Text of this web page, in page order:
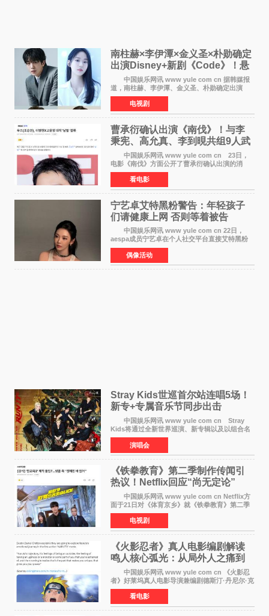
南柱赫×李伊潭×金义圣×朴勋确定
出演Disney+新剧《Code》！悬
疑犯罪惊悚明年上线
中国娱乐网讯 www yule com cn 据韩媒报
道，南柱赫、李伊潭、金义圣、朴勋确定出演
Disney+新剧《Code》，该剧预计将于明年播
出，引发高度关注。 本剧改编自同名人气台
剧，讲述了一位往来
电视剧
曹承衍确认出演《南伐》！与李
秉宪、高允真、李到晛共组9人武
士团
中国娱乐网讯 www yule com cn 23日，
电影《南伐》方面公开了曹承衍确认出演的消
息。通过歌手活动展现出独特色彩的曹承衍将在
片中饰演拥有出色弓箭技术的弓箭手，他将在这
一历史动作大片中展
看电影
宁艺卓艾特黑粉警告：年轻孩子
们​请健康上网 否则等着被告
中国娱乐网讯 www yule com cn 22日，
aespa成员宁艺卓在个人社交平台直接艾特黑粉
账号，正面喊话回应长期以来的恶意攻击，引发
广泛关注。 宁艺卓在文中表示，自己早已注
意到部分网友持续
偶像活动
Stray Kids世巡首尔站连唱5场！
新专+专属音乐节同步出击
中国娱乐网讯 www yule com cn Stray
Kids将通过全新世界巡演、新专辑以及以组合名
义打造的专属音乐节等一系列全球活动，开启事
业发展的全新篇章。 Stray Kids将于7月25日
至26日、29日
演唱会
《铁拳教育》第二季制作传闻引
热议！Netflix回应“尚无定论”
中国娱乐网讯 www yule com cn Netflix方
面于21日对《体育京乡》就《铁拳教育》第二季
制作传闻划清界限，表示尚无定论。然而，业界
却有传闻称已就《铁拳教育》第二季的制作展开
了讨论——《
电视剧
《火影忍者》真人电影编剧解读
鸣人核心弧光：从局外人之痛到
自我觉醒
中国娱乐网讯 www yule com cn 《火影忍
者》好莱坞真人电影导演兼编剧德斯汀·丹尼尔·克
雷顿近日在采访中分享了对主角鸣人成长弧光的
理解，透露电影将深入探索鸣人作为局外人的情
感历程。
看电影